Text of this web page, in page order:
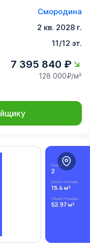
Смородина
2 кв. 2028 г.
11/12 эт.
7 395 840 ₽
128 000₽/м²